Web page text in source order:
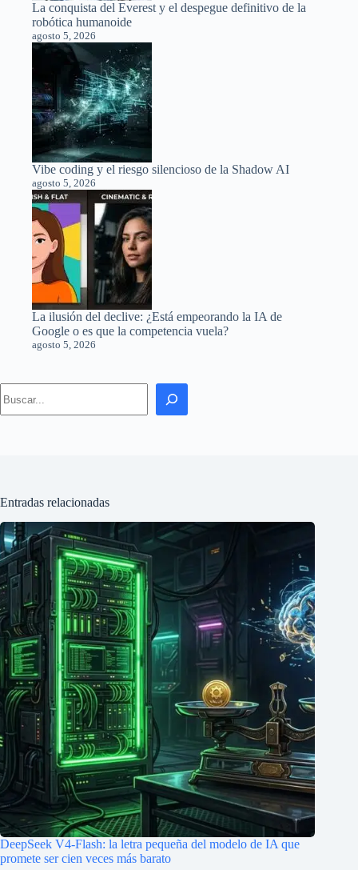
La conquista del Everest y el despegue definitivo de la
robótica humanoide
agosto 5, 2026
Vibe coding y el riesgo silencioso de la Shadow AI
agosto 5, 2026
La ilusión del declive: ¿Está empeorando la IA de
Google o es que la competencia vuela?
agosto 5, 2026
Entradas relacionadas
DeepSeek V4-Flash: la letra pequeña del modelo de IA que
promete ser cien veces más barato